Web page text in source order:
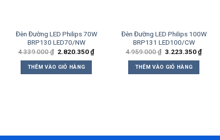
Đèn Đường LED Philips 70W
BRP130 LED70/NW
4.339.000₫ Giá
là:
4.339.000 ₫.
2.820.350₫Giá
2.820.350 ₫.
THÊM VÀO GIỎ HÀNG
Đèn Đường LED Philips 100W
BRP131 LED100/CW
4.959.000₫ Giá
là:
4.959.000 ₫.
3.223.350₫Giá
THÊM VÀO GIỎ HÀNG